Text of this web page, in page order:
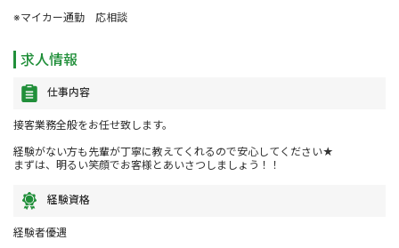
※マイカー通勤 応相談
求人情報
仕事内容
接客業務全般をお任せ致します。
経験がない方も先輩が丁寧に教えてくれるので安心してください★
まずは、明るい笑顔でお客様とあいさつしましょう！！
経験資格
経験者優遇